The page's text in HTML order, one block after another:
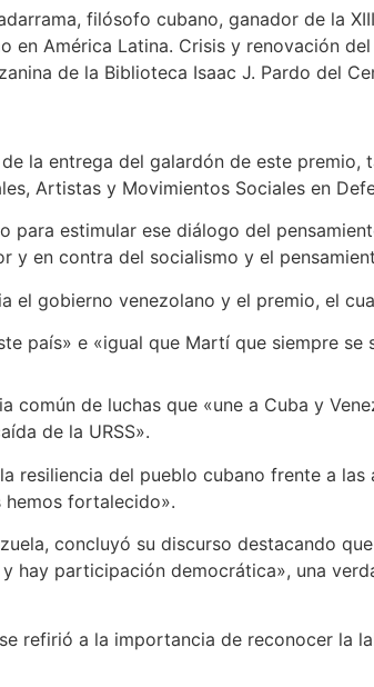
filósofo cubano, ganador de la
en América Latina. Crisis y renovación
de la Biblioteca Isaac J. Pardo del
la entrega del galardón de este
Artistas y Movimientos Sociales en
para estimular ese diálogo del
y en contra del socialismo y el
el gobierno venezolano y el premio, el
país» e «igual que Martí que siempre se
común de luchas que «une a Cuba y
de la URSS».
resiliencia del pueblo cubano frente a
hemos fortalecido».
concluyó su discurso destacando
hay participación democrática», una
refirió a la importancia de reconocer la